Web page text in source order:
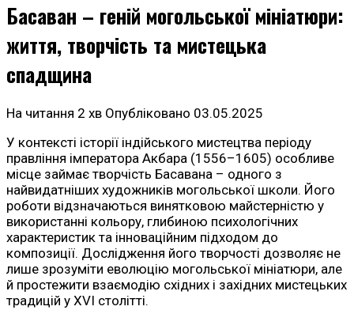
Басаван – геній могольської мініатюри:
життя, творчість та мистецька
спадщина
На читання 2 хв Опубліковано 03.05.2025
У контексті історії індійського мистецтва періоду
правління імператора Акбара (1556–1605) особливе
місце займає творчість Басавана – одного з
найвидатніших художників могольської школи. Його
роботи відзначаються винятковою майстерністю у
використанні кольору, глибиною психологічних
характеристик та інноваційним підходом до
композиції. Дослідження його творчості дозволяє не
лише зрозуміти еволюцію могольської мініатюри, але
й простежити взаємодію східних і західних мистецьких
традицій у XVI столітті.